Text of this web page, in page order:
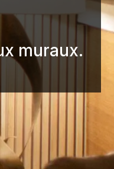
muraux.